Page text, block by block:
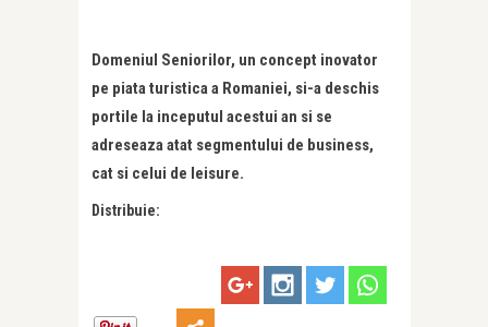
Domeniul Seniorilor, un concept inovator
pe piata turistica a Romaniei, si-a deschis
portile la inceputul acestui an si se
adreseaza atat segmentului de business,
cat si celui de leisure.
Distribuie: